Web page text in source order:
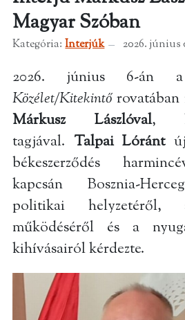
Magyar Szóban
Kategória: Interjúk 2026. június
2026. június 6-án
Közélet/Kitekintőrovatában
Márkusz Lászlóval,
tagjával. Talpai Lóránt
békeszerződés
kapcsán Bosznia-
politikai helyzetéről,
működéséről és a
kihívásairól kérdezte.